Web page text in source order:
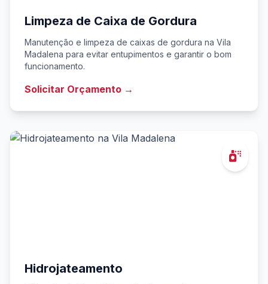
Limpeza de Caixa de Gordura
Manutenção e limpeza de caixas de gordura na Vila
Madalena para evitar entupimentos e garantir o bom
funcionamento.
Solicitar Orçamento →
Hidrojateamento